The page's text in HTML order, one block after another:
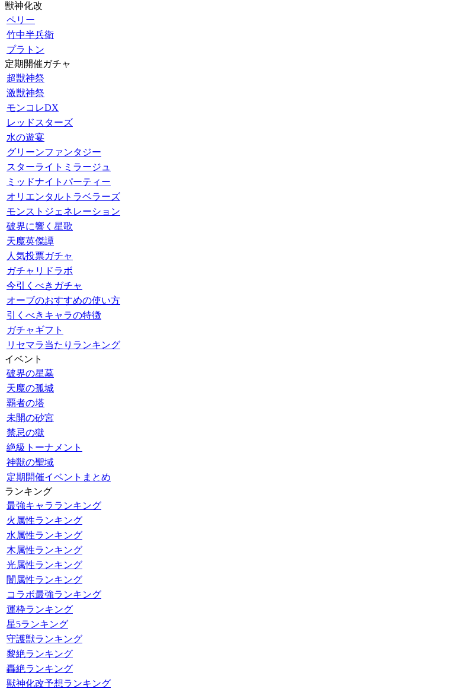
獣神化改
ペリー
竹中半兵衛
プラトン
定期開催ガチャ
超獣神祭
激獣神祭
モンコレDX
レッドスターズ
水の遊宴
グリーンファンタジー
スターライトミラージュ
ミッドナイトパーティー
オリエンタルトラベラーズ
モンストジェネレーション
破界に響く星歌
天魔英傑譚
人気投票ガチャ
ガチャリドラボ
今引くべきガチャ
オーブのおすすめの使い方
引くべきキャラの特徴
ガチャギフト
リセマラ当たりランキング
イベント
破界の星墓
天魔の孤城
覇者の塔
未開の砂宮
禁忌の獄
絶級トーナメント
神獣の聖域
定期開催イベントまとめ
ランキング
最強キャラランキング
火属性ランキング
水属性ランキング
木属性ランキング
光属性ランキング
闇属性ランキング
コラボ最強ランキング
運枠ランキング
星5ランキング
守護獣ランキング
黎絶ランキング
轟絶ランキング
獣神化改予想ランキング